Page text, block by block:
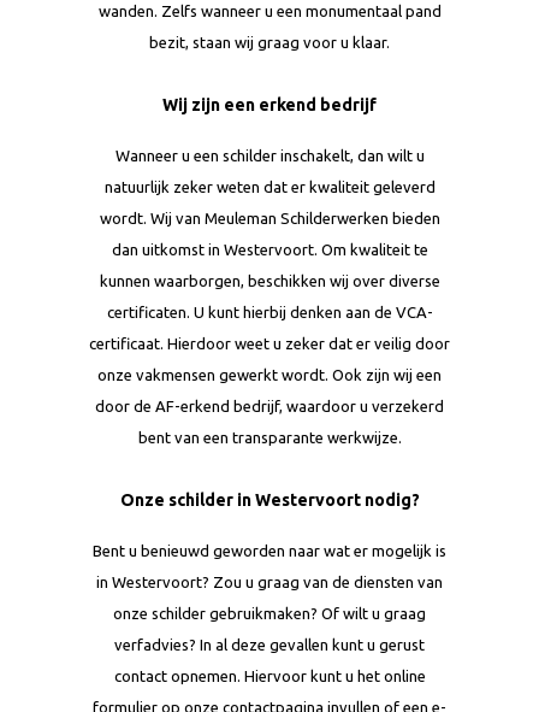
wanden. Zelfs wanneer u een monumentaal pand
bezit, staan wij graag voor u klaar.
Wij zijn een erkend bedrijf
Wanneer u een schilder inschakelt, dan wilt u
natuurlijk zeker weten dat er kwaliteit geleverd
wordt. Wij van Meuleman Schilderwerken bieden
dan uitkomst in Westervoort. Om kwaliteit te
kunnen waarborgen, beschikken wij over diverse
certificaten. U kunt hierbij denken aan de VCA-
certificaat. Hierdoor weet u zeker dat er veilig door
onze vakmensen gewerkt wordt. Ook zijn wij een
door de AF-erkend bedrijf, waardoor u verzekerd
bent van een transparante werkwijze.
Onze schilder in Westervoort nodig?
Bent u benieuwd geworden naar wat er mogelijk is
in Westervoort? Zou u graag van de diensten van
onze schilder gebruikmaken? Of wilt u graag
verfadvies? In al deze gevallen kunt u gerust
contact opnemen. Hiervoor kunt u het online
formulier op onze contactpagina invullen of een e-